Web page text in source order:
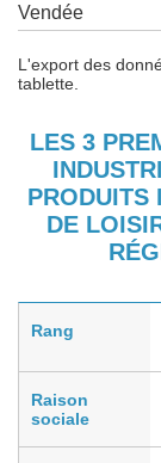
Vendée
L'export des
tablette.
LES 3
PRODUITS
DE
Rang
Raison
sociale